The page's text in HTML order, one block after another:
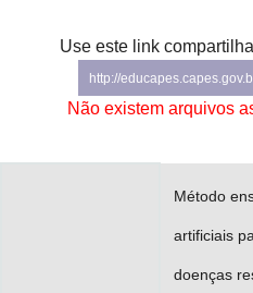
Gabinete de Segurança Institucional
Advocacia-Geral da União
Use este link
http://
Não existem arquivos
Método
artificiais
doenças